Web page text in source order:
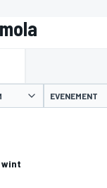
EVENEMENT
wint